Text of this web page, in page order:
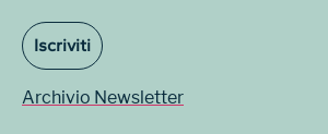
Iscriviti
Archivio Newsletter